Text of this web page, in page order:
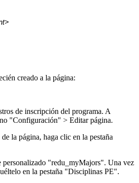
creado a la página:
de inscripción del programa. A
"Configuración" > Editar página.
la página, haga clic en la pestaña
personalizado "redu_myMajors". Una vez
en la pestaña "Disciplinas PE".